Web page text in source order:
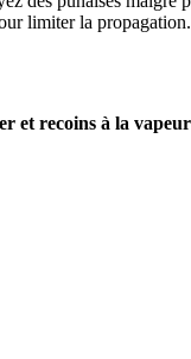
limiter la propagation.
et recoins à la vapeur